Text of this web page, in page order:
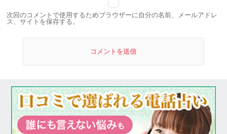
次回のコメントで使用するためブラウザーに自分の名前、メールアドレ
ス、サイトを保存する。